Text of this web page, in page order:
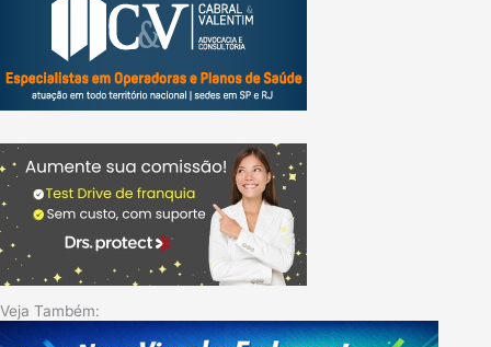
Veja Também: